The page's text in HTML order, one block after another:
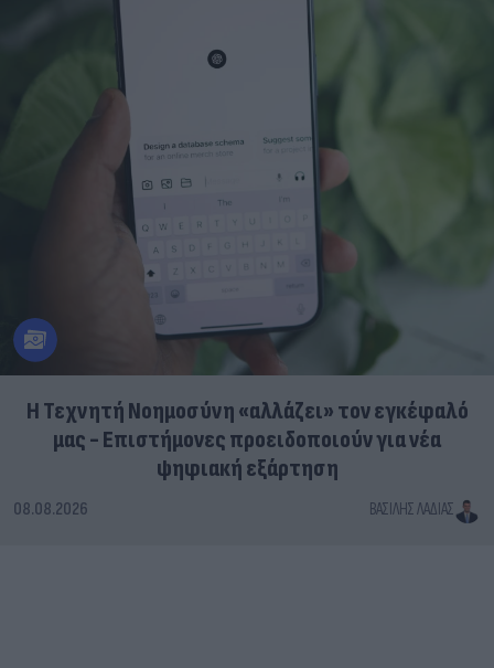
Η Τεχνητή Νοημοσύνη «αλλάζει» τον εγκέφαλό
μας - Eπιστήμονες προειδοποιούν για νέα
ψηφιακή εξάρτηση
08.08.2026 ΒΑΣΊΛΗΣ ΛΑΔΙΆΣ